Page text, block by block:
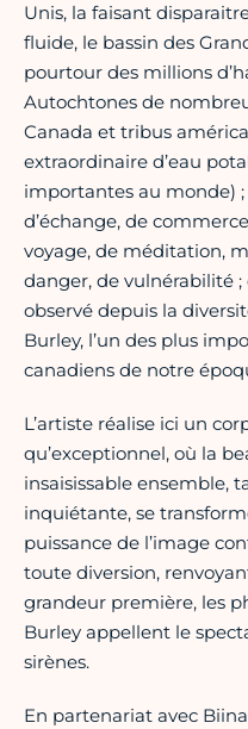
Unis, la faisant
fluide, le bassin des
pourtour des millions
Autochtones de
Canada et tribus
extraordinaire d’eau
importantes au monde)
d’échange, de
voyage, de méditation,
danger, de vulnérabilité
observé depuis la
Burley, l’un des plus
canadiens de notre
L’artiste réalise ici un
qu’exceptionnel, où la
insaisissable ensemble,
inquiétante, se
puissance de l’image
toute diversion,
grandeur première, les
Burley appellent le
sirènes.
En partenariat avec